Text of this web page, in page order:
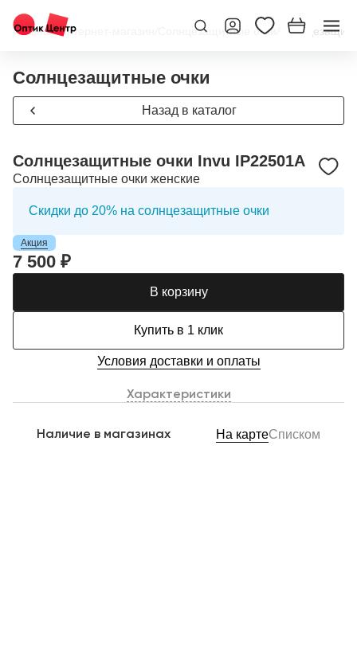
Главная/Интернет-магазин Солнцезащитные очки
Солнцезащитные очки
Назад в каталог
Солнцезащитные очки Invu IP22501A
Солнцезащитные очки женские
Скидки до 20% на солнцезащитные очки
Акция
7 500 ₽
В корзину
Купить в 1 клик
Условия доставки и оплаты
Характеристики
Наличие в магазинах На картеСписком